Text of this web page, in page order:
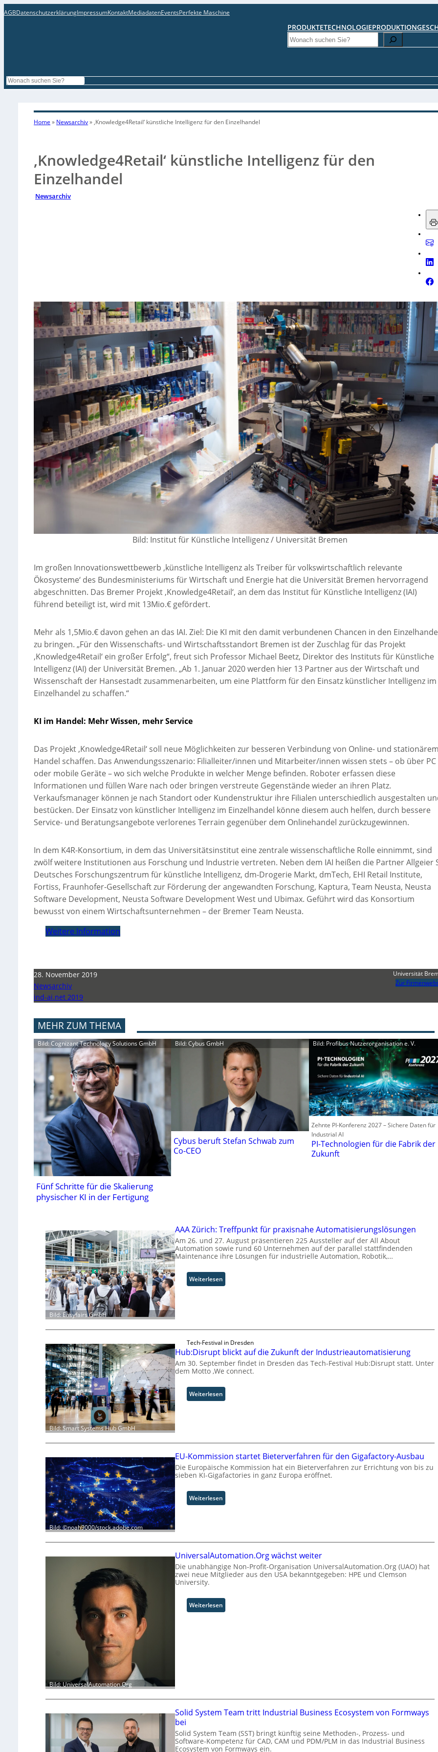
AGBDatenschutzerklärungImpressumKontaktMediadatenEventsPerfekte Maschine
PRODUKTETECHNOLOGIEPRODUKTION
Search
Search
Home » Newsarchiv» ‚Knowledge4Retail‘ künstliche Intelligenz für den Einzelhandel
‚Knowledge4Retail‘ künstliche Intelligenz für den
Einzelhandel
Newsarchiv
Bild: Institut für Künstliche Intelligenz / Universität Bremen
Im großen Innovationswettbewerb ‚künstliche Intelligenz als Treiber für volkswirtschaftlich relevante
Ökosysteme‘ des Bundesministeriums für Wirtschaft und Energie hat die Universität Bremen hervorragend
abgeschnitten. Das Bremer Projekt ‚Knowledge4Retail‘, an dem das Institut für Künstliche Intelligenz (IAI)
führend beteiligt ist, wird mit 13Mio.€ gefördert.
Mehr als 1,5Mio.€ davon gehen an das IAI. Ziel: Die KI mit den damit verbundenen Chancen in den
zu bringen. „Für den Wissenschafts- und Wirtschaftsstandort Bremen ist der Zuschlag für das Projekt
‚Knowledge4Retail‘ ein großer Erfolg“, freut sich Professor Michael Beetz, Direktor des Instituts für Künstliche
Intelligenz (IAI) der Universität Bremen. „Ab 1. Januar 2020 werden hier 13 Partner aus der Wirtschaft und
Wissenschaft der Hansestadt zusammenarbeiten, um eine Plattform für den Einsatz künstlicher Intelligenz im
Einzelhandel zu schaffen.“
KI im Handel: Mehr Wissen, mehr Service
Das Projekt ‚Knowledge4Retail‘ soll neue Möglichkeiten zur besseren Verbindung von Online- und stationärem
Handel schaffen. Das Anwendungsszenario: Filialleiter/innen und Mitarbeiter/innen wissen stets – ob über PC
oder mobile Geräte – wo sich welche Produkte in welcher Menge befinden. Roboter erfassen diese
Informationen und füllen Ware nach oder bringen verstreute Gegenstände wieder an ihren Platz.
Verkaufsmanager können je nach Standort oder Kundenstruktur ihre Filialen unterschiedlich ausgestalten
bestücken. Der Einsatz von künstlicher Intelligenz im Einzelhandel könne diesem auch helfen, durch bessere
Service- und Beratungsangebote verlorenes Terrain gegenüber dem Onlinehandel zurückzugewinnen.
In dem K4R-Konsortium, in dem das Universitätsinstitut eine zentrale wissenschaftliche Rolle einnimmt, sind
zwölf weitere Institutionen aus Forschung und Industrie vertreten. Neben dem IAI heißen die Partner Allgeier
Deutsches Forschungszentrum für künstliche Intelligenz, dm-Drogerie Markt, dmTech, EHI Retail Institute,
Fortiss, Fraunhofer-Gesellschaft zur Förderung der angewandten Forschung, Kaptura, Team Neusta, Neusta
Software Development, Neusta Software Development West und Ubimax. Geführt wird das Konsortium
bewusst von einem Wirtschaftsunternehmen – der Bremer Team Neusta.
Weitere Information
28. November 2019
Newsarchiv
ind-ai.net 2019
Universität
Zur
MEHR ZUM THEMA
Bild: Cognizant Technology Solutions GmbH
Fünf Schritte für die Skalierung
physischer KI in der Fertigung
Bild: Cybus GmbH
Cybus beruft Stefan Schwab zum
Co-CEO
Bild: Profibus Nutzerorganisation e. V.
Zehnte PI-Konferenz 2027 – Sichere Daten für
Industrial AI
PI-Technologien für die Fabrik der
Zukunft
Bild: Easyfairs GmbH
AAA Zürich: Treffpunkt für praxisnahe Automatisierungslösungen
Am 26. und 27. August präsentieren 225 Aussteller auf der All About
Automation sowie rund 60 Unternehmen auf der parallel stattfindenden
Maintenance ihre Lösungen für industrielle Automation, Robotik,…
Weiterlesen
A
c
h
:
r
e
n
k
t
f
r
n
a
h
t
n
s
l
Bild: Smart Systems Hub GmbH
Tech-Festival in Dresden
Hub:Disrupt blickt auf die Zukunft der Industrieautomatisierung
Am 30. September findet in Dresden das Tech-Festival Hub:Disrupt statt. Unter
dem Motto ‚We connect.
Weiterlesen
H
s
r
u
b
k
a
u
f
i
r
I
u
s
Bild: ©noah9000/stock.adobe.com
EU-Kommission startet Bieterverfahren für den Gigafactory-Ausbau
Die Europäische Kommission hat ein Bieterverfahren zur Errichtung von bis zu
sieben KI-Gigafactories in ganz Europa eröffnet.
Weiterlesen
E
o
m
m
i
s
i
o
i
e
r
v
Bild: UniversalAutomation.Org
UniversalAutomation.Org wächst weiter
Die unabhängige Non-Profit-Organisation UniversalAutomation.Org (UAO) hat
zwei neue Mitglieder aus den USA bekanntgegeben: HPE und Clemson
University.
Weiterlesen
U
A
m
a
Solid System Team tritt Industrial Business Ecosystem von Formways
bei
Solid System Team (SST) bringt künftig seine Methoden-, Prozess- und
Software-Kompetenz für CAD, CAM und PDM/PLM in das Industrial Business
Ecosystem von Formways ein.